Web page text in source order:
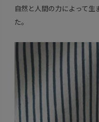
自然と人間の力によって生
た。